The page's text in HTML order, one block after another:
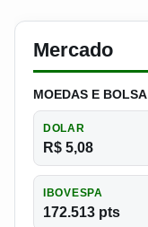
Mercado
MOEDAS E BOLSA
DOLAR
R$ 5,08
IBOVESPA
172.513 pts